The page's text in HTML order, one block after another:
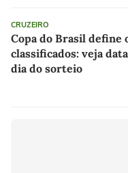
CRUZEIRO
Copa do Brasil define
classificados: veja
dia do sorteio